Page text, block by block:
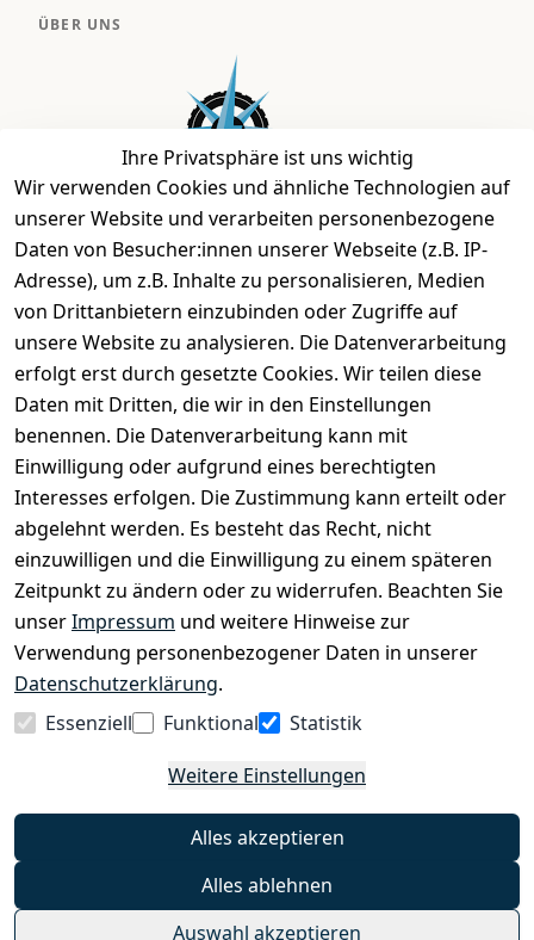
Ihre Privatsphäre ist uns wichtig
Wir verwenden Cookies und ähnliche Technologien auf
unserer Website und verarbeiten personenbezogene
Daten von Besucher:innen unserer Webseite (z.B. IP-
Adresse), um z.B. Inhalte zu personalisieren, Medien
von Drittanbietern einzubinden oder Zugriffe auf
unsere Website zu analysieren. Die Datenverarbeitung
erfolgt erst durch gesetzte Cookies. Wir teilen diese
Daten mit Dritten, die wir in den Einstellungen
benennen. Die Datenverarbeitung kann mit
Einwilligung oder aufgrund eines berechtigten
Interesses erfolgen. Die Zustimmung kann erteilt oder
abgelehnt werden. Es besteht das Recht, nicht
einzuwilligen und die Einwilligung zu einem späteren
Zeitpunkt zu ändern oder zu widerrufen. Beachten Sie
unserImpressum und weitere Hinweise zur
Verwendung personenbezogener Daten in unserer
Datenschutzerklärung.
Essenziell
Funktional
Statistik
Weitere Einstellungen
Alles akzeptieren
Alles ablehnen
Auswahl akzeptieren
ÜBER UNS
Bei uns findest Du das richtige Fahrgefühl. Auf über
2.400 m² bieten wir Dir die beste Beratung zu
Kinderfahrrädern über E-MTBs bis hin zu
Lastenfahrrädern und Elektrorollern.
EINKAUFEN
› Fahrrad Aachen
› Zahlungs- und Versandbedingungen
INFORMATIONEN
› Batteriehinweis
› Widerrufsrecht
Impressum